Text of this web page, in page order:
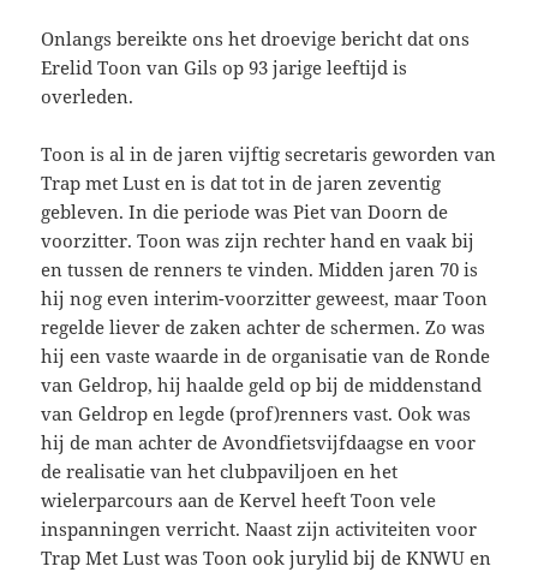
Onlangs bereikte ons het droevige bericht dat ons
Erelid Toon van Gils op 93 jarige leeftijd is
overleden.
Toon is al in de jaren vijftig secretaris geworden van
Trap met Lust en is dat tot in de jaren zeventig
gebleven. In die periode was Piet van Doorn de
voorzitter. Toon was zijn rechter hand en vaak bij
en tussen de renners te vinden. Midden jaren 70 is
hij nog even interim-voorzitter geweest, maar Toon
regelde liever de zaken achter de schermen. Zo was
hij een vaste waarde in de organisatie van de Ronde
van Geldrop, hij haalde geld op bij de middenstand
van Geldrop en legde (prof)renners vast. Ook was
hij de man achter de Avondfietsvijfdaagse en voor
de realisatie van het clubpaviljoen en het
wielerparcours aan de Kervel heeft Toon vele
inspanningen verricht. Naast zijn activiteiten voor
Trap Met Lust was Toon ook jurylid bij de KNWU en